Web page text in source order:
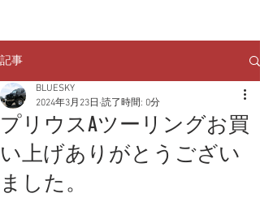
記事
プリウスAツーリングお買
い上げありがとうござい
ました。
BLUESKY
2024年3月23日 読了時間: 0分